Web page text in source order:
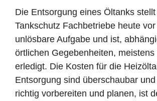
Die Entsorgung eines Öltanks
Tankschutz Fachbetriebe heute
unlösbare Aufgabe und ist,
örtlichen Gegebenheiten,
erledigt. Die Kosten für die
Entsorgung sind überschaubar
richtig vorbereiten und planen, ist